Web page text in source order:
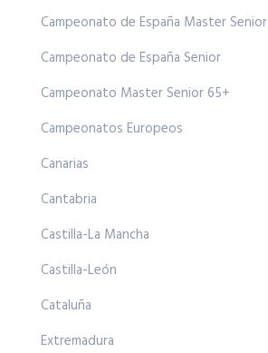
Campeonato de España Master Senior
Campeonato de España Senior
Campeonato Master Senior 65+
Campeonatos Europeos
Canarias
Cantabria
Castilla-La Mancha
Castilla-León
Cataluña
Extremadura